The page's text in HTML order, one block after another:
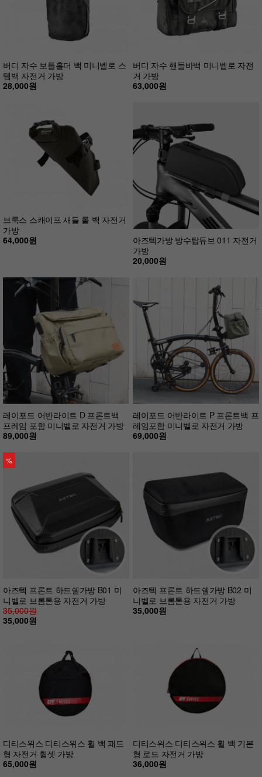
버디 자수 보틀홀더 백 미니벨로 스
템백 자전거 가방
28,000원
버디 자수 핸들바백 미니벨로 자전
거 가방
63,000원
브룩스 스캐이프 새들 롤 백 자전거
가방
64,000원
아즈텍가방 방수탑튜브 011 자전거
가방
20,000원
레이포드 어반라이트 D 프론트백
프레임 포함 미니벨로 자전거 가방
89,000원
레이포드 어반라이트 P 프론트백 프
레임포함 미니벨로 자전거 가방
69,000원
%
아즈텍 프론트 하드쉘가방 B01 미
니벨로 브롬톤용 자전거 가방
35,000원
35,000원
아즈텍 프론트 하드쉘가방 B02 미
니벨로 브롬톤용 자전거 가방
35,000원
디티스위스 디티스위스 휠 백 패드
형 자전거 휠셋 가방
65,000원
디티스위스 디티스위스 휠 백 기본
형 로드 자전거 가방
36,000원